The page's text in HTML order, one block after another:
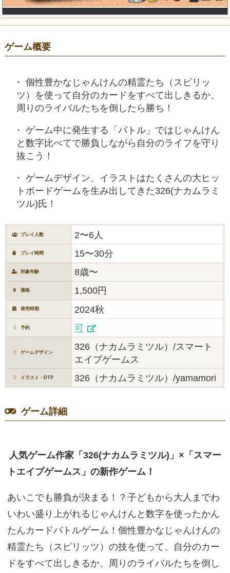
ゲーム概要
個性豊かなじゃんけんの精霊たち（スピリッ
ツ）を使って自分のカードをすべて出しきるか、
周りのライバルたちを倒したら勝ち！
ゲーム中に発生する「バトル」ではじゃんけん
と数字比べてで勝負しながら自分のライフを守り
抜こう！
ゲームデザイン、イラストはたくさんの大ヒッ
トボードゲームを生み出してきた326(ナカムラミ
ツル)氏！
プレイ人数 2〜6人
プレイ時間 15〜30分
対象年齢 8歳〜
価格 1,500円
発売時期 2024秋
予約 可
ゲームデザイン
326（ナカムラミツル）/スマート
エイプゲームス
イラスト・DTP 326（ナカムラミツル）/yamamori
ゲーム詳細
人気ゲーム作家「326(ナカムラミツル)」×「スマー
トエイプゲームス」の新作ゲーム！
あいこでも勝負が決まる！？子どもから大人までわ
いわい盛り上がれるじゃんけんと数字を使ったかん
たんカードバトルゲーム！個性豊かなじゃんけんの
精霊たち（スピリッツ）の技を使って、自分のカー
ドをすべて出しきるか、周りのライバルたちを倒し